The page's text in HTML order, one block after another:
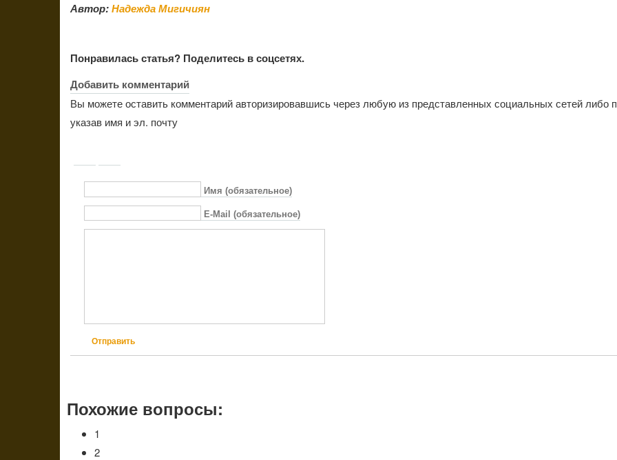
Автор:Надежда Мигичиян
Понравилась статья? Поделитесь в соцсетях.
Добавить комментарий
Вы можете оставить комментарий авторизировавшись через любую из представленных социальных сетей либо
указав имя и эл. почту
Имя (обязательное)
E-Mail (обязательное)
Отправить
Похожие вопросы:
1
2